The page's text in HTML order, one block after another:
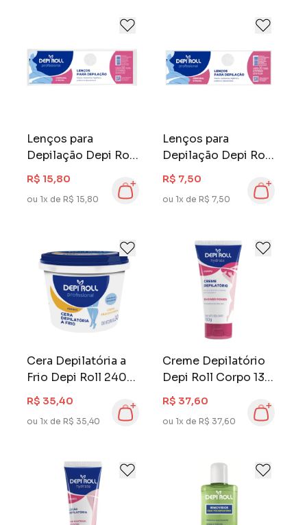
Lenços para
Depilação Depi Roll
50 Folhas
R$ 15,80
ou 1x de R$ 15,80
Lenços para
Depilação Depi Roll
20 Folhas
R$ 7,50
ou 1x de R$ 7,50
Cera Depilatória a
Frio Depi Roll 240
gr Tradicional
R$ 35,40
ou 1x de R$ 35,40
Creme Depilatório
Depi Roll Corpo 130
gr Hydrate
R$ 37,60
ou 1x de R$ 37,60